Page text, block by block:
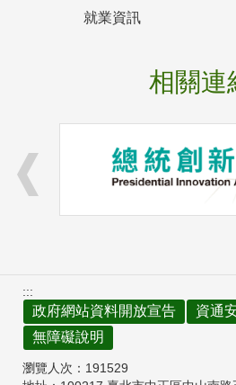
就業資訊
相關連
:::
政府網站資料開放宣告
資通
無障礙說明
瀏覽人次： 191529